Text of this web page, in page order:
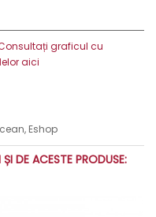
graficul cu
aici
Eshop
DE ACESTE PRODUSE: